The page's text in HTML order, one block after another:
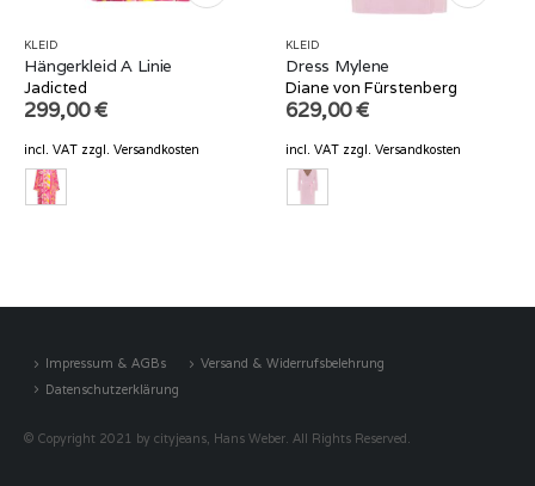
KLEID
Hängerkleid A Linie
Jadicted
299,00€
incl. VAT zzgl. Versandkosten
KLEID
Dress Mylene
Diane von Fürstenberg
629,00€
incl. VAT zzgl. Versandkosten
Impressum & AGBs
Versand & Widerrufsbelehrung
Datenschutzerklärung
© Copyright 2021 by cityjeans, Hans Weber. All Rights Reserved.